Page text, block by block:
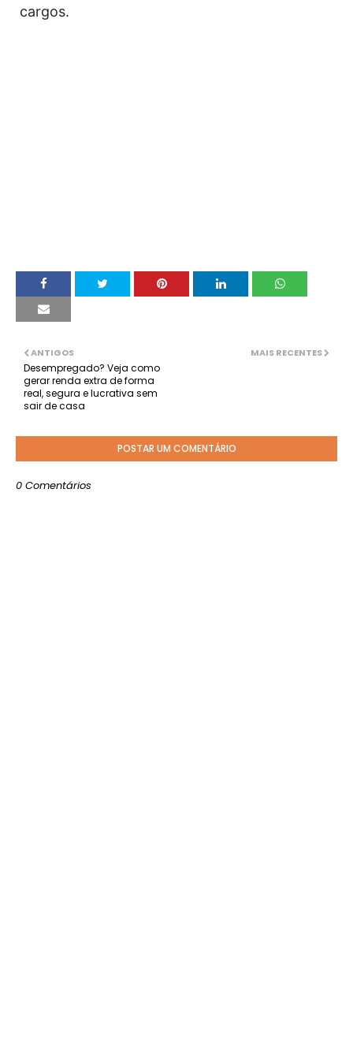
cargos.
MAIS RECENTES
ANTIGOS
Desempregado? Veja como
gerar renda extra de forma
real, segura e lucrativa sem
sair de casa
POSTAR UM COMENTÁRIO
0 Comentários